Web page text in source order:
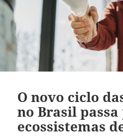
O novo ciclo
no Brasil passa
ecossistemas